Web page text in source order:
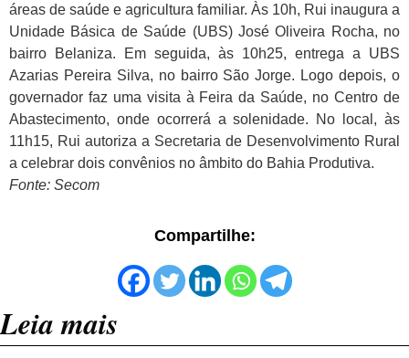
áreas de saúde e agricultura familiar. Às 10h, Rui inaugura a
Unidade Básica de Saúde (UBS) José Oliveira Rocha, no
bairro Belaniza. Em seguida, às 10h25, entrega a UBS
Azarias Pereira Silva, no bairro São Jorge. Logo depois, o
governador faz uma visita à Feira da Saúde, no Centro de
Abastecimento, onde ocorrerá a solenidade. No local, às
11h15, Rui autoriza a Secretaria de Desenvolvimento Rural
a celebrar dois convênios no âmbito do Bahia Produtiva.
Fonte: Secom
Compartilhe:
Leia mais